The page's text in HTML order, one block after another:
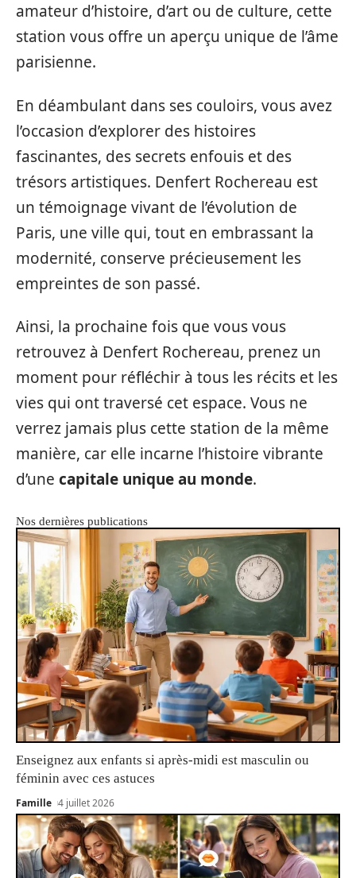
amateur d’histoire, d’art ou de culture, cette
station vous offre un aperçu unique de l’âme
parisienne.
En déambulant dans ses couloirs, vous avez
l’occasion d’explorer des histoires
fascinantes, des secrets enfouis et des
trésors artistiques. Denfert Rochereau est
un témoignage vivant de l’évolution de
Paris, une ville qui, tout en embrassant la
modernité, conserve précieusement les
empreintes de son passé.
Ainsi, la prochaine fois que vous vous
retrouvez à Denfert Rochereau, prenez un
moment pour réfléchir à tous les récits et les
vies qui ont traversé cet espace. Vous ne
verrez jamais plus cette station de la même
manière, car elle incarne l’histoire vibrante
d’une capitale unique au monde.
Nos dernières publications
Enseignez aux enfants si après-midi est masculin ou
féminin avec ces astuces
Famille 4 juillet 2026